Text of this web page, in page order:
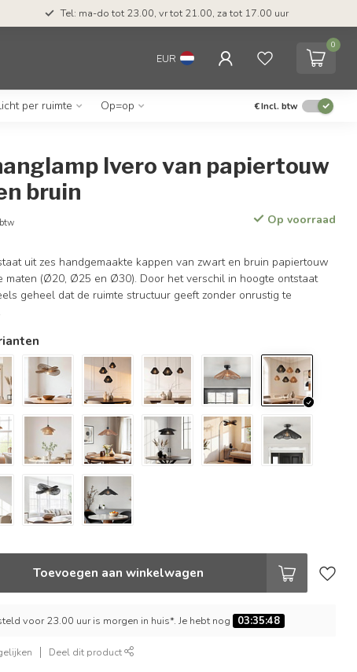
Tel: ma-do tot 23.00, vr tot 21.00, za tot 17.00 uur
EUR
0
per ruimte Op=op €Incl. btw
Ivero van papiertouw
bruin
Op voorraad
uit zes handgemaakte kappen van zwart en bruin papiertouw
maten (Ø20, Ø25 en Ø30). Door het verschil in hoogte ontstaat
geheel dat de ruimte structuur geeft zonder onrustig te
Toevoegen aan winkelwagen
voor 23.00 uur is morgen in huis*. Je hebt nog 03:35:47
Deel dit product